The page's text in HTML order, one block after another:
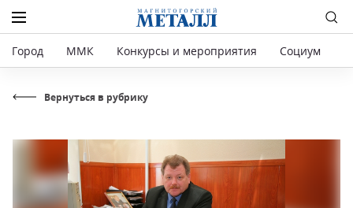
Город ММК Конкурсы и мероприятия Социум
Вернуться в рубрику